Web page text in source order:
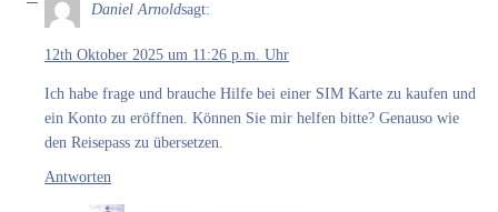
Daniel Arnoldsagt:
12th Oktober 2025 um 11:26 p.m. Uhr
Ich habe frage und brauche Hilfe bei einer SIM Karte zu kaufen und
ein Konto zu eröffnen. Können Sie mir helfen bitte? Genauso wie
den Reisepass zu übersetzen.
Antworten